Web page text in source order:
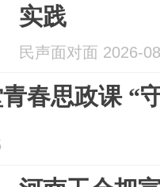
实践
民声面对面 2026-
春思政课 “